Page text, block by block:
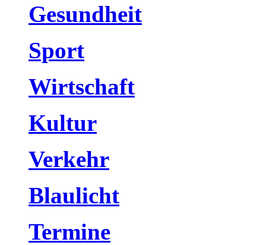
Gesundheit
Sport
Wirtschaft
Kultur
Verkehr
Blaulicht
Termine